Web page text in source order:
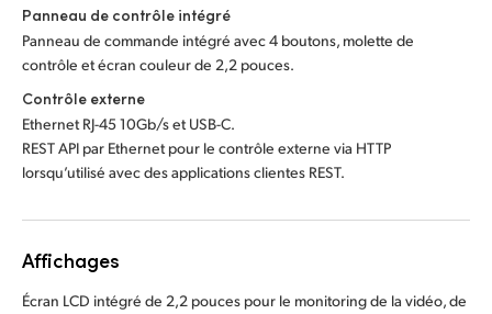
Panneau de contrôle intégré
Panneau de commande intégré avec 4 boutons, molette de
contrôle et écran couleur de 2,2 pouces.
Contrôle externe
Ethernet RJ-45 10Gb/s et USB-C.
REST API par Ethernet pour le contrôle externe via HTTP
lorsqu’utilisé avec des applications clientes REST.
Affichages
Écran LCD intégré de 2,2 pouces pour le monitoring de la vidéo, de